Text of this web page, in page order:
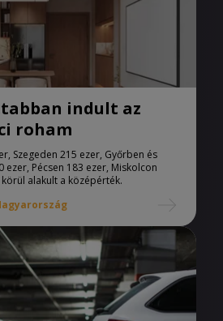
indult az
roham
Szegeden 215 ezer, Győrben és
ezer, Pécsen 183 ezer, Miskolcon
alakult a középérték.